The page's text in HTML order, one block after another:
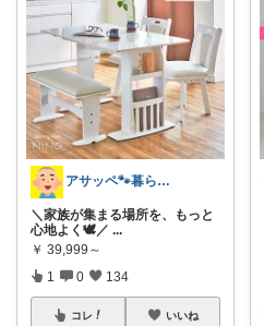
アサッペ🐾暮らしを整える愛用品セレクト
＼家族が集まる場所を、もっと
心地よく🕊️／ ...
￥ 39,999～
1 0 134
コレ いいね